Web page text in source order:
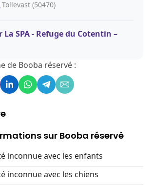
sur Booba réservé
inconnue avec les enfants
inconnue avec les chiens
Tollevast (50470)
La SPA - Refuge du Cotentin –
de Booba réservé :